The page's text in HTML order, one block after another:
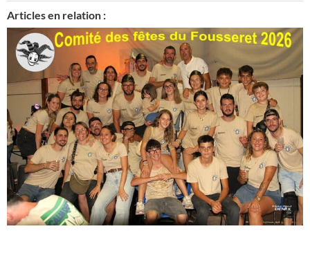
Articles en relation :